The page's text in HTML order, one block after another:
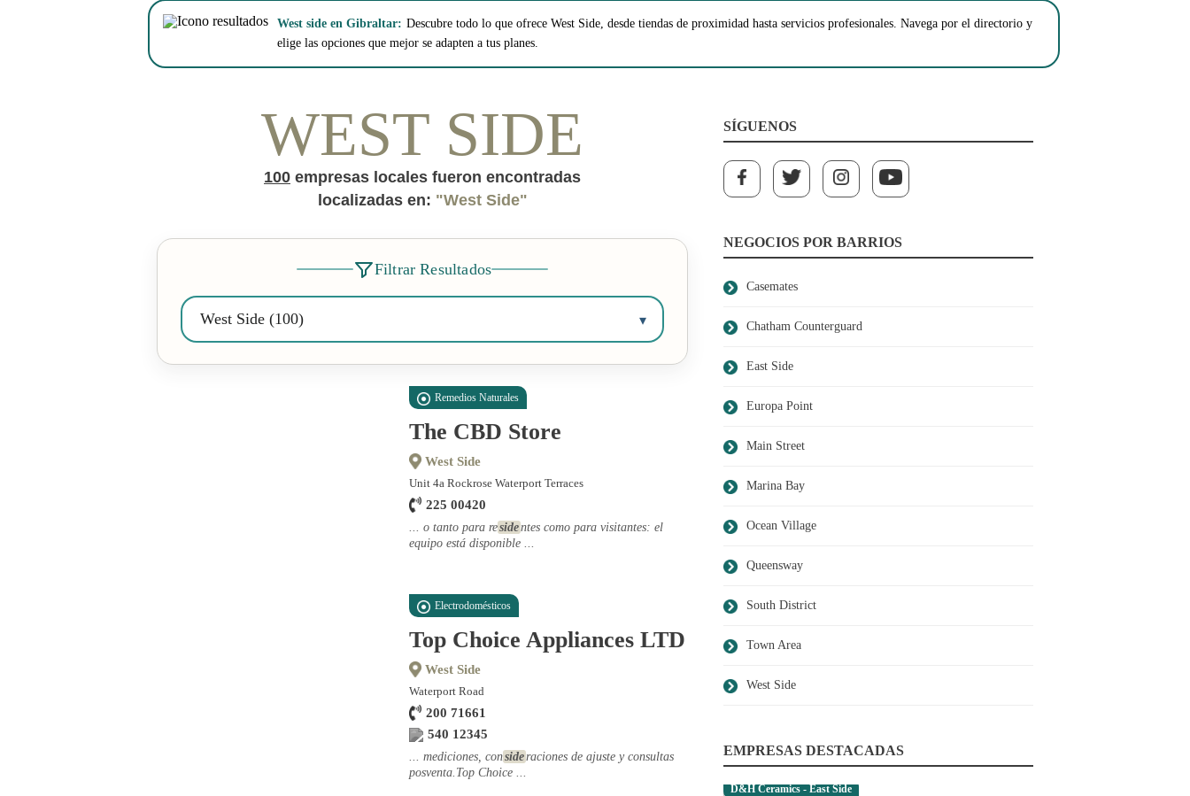
West side en Gibraltar: Descubre todo lo que ofrece West Side, desde tiendas de proximidad hasta servicios profesionales. Navega por el directorio y
elige las opciones que mejor se adapten a tus planes.
SÍGUENOS
NEGOCIOS POR BARRIOS
Casemates
Chatham Counterguard
East Side
Europa Point
Main Street
Marina Bay
Ocean Village
Queensway
South District
Town Area
West Side
EMPRESAS DESTACADAS
D&H Ceramics - East Side
WEST SIDE
100 empresas locales fueron encontradas
localizadas en: "West Side"
Filtrar Resultados
West Side (100) ▾
Remedios Naturales
The CBD Store
West Side
Unit 4a Rockrose Waterport Terraces
225 00420
... o tanto para residentes como para visitantes: el
equipo está disponible ...
Electrodomésticos
Top Choice Appliances LTD
West Side
Waterport Road
200 71661
540 12345
... mediciones, consideraciones de ajuste y consultas
posventa.Top Choice ...